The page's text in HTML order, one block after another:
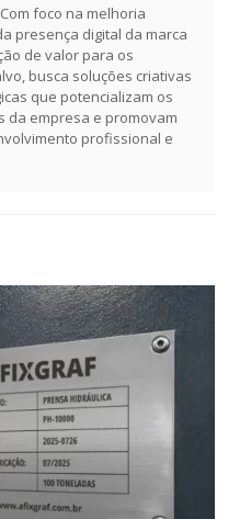
foco na melhoria
presença digital da marca
de valor para os
busca soluções criativas
que potencializam os
da empresa e promovam
profissional e